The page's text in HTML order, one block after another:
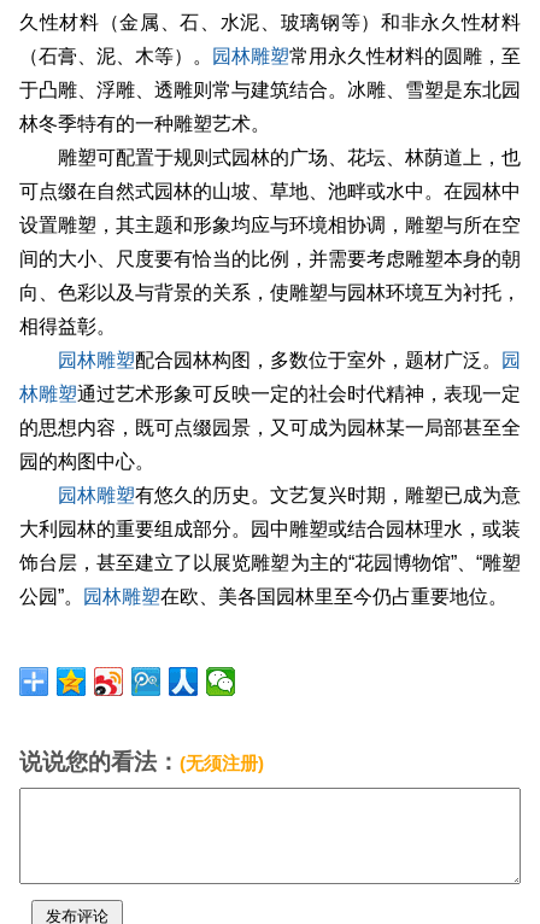
久性材料（金属、石、水泥、玻璃钢等）和非永久性材料
（石膏、泥、木等）。
园林雕塑常用永久性材料的圆雕，至
于凸雕、浮雕、透雕则常与建筑结合。冰雕、雪塑是东北园
林冬季特有的一种雕塑艺术。
雕塑可配置于规则式园林的广场、花坛、林荫道上，也
可点缀在自然式园林的山坡、草地、池畔或水中。在园林中
设置雕塑，其主题和形象均应与环境相协调，雕塑与所在空
间的大小、尺度要有恰当的比例，并需要考虑雕塑本身的朝
向、色彩以及与背景的关系，使雕塑与园林环境互为衬托，
相得益彰。
园林雕塑配合园林构图，多数位于室外，题材广泛。
园
林雕塑通过艺术形象可反映一定的社会时代精神，表现一定
的思想内容，既可点缀园景，又可成为园林某一局部甚至全
园的构图中心。
园林雕塑有悠久的历史。文艺复兴时期，雕塑已成为意
大利园林的重要组成部分。园中雕塑或结合园林理水，或装
饰台层，甚至建立了以展览雕塑为主的“花园博物馆”、“雕塑
公园”。
园林雕塑在欧、美各国园林里至今仍占重要地位。
说说您的看法： (无须注册)